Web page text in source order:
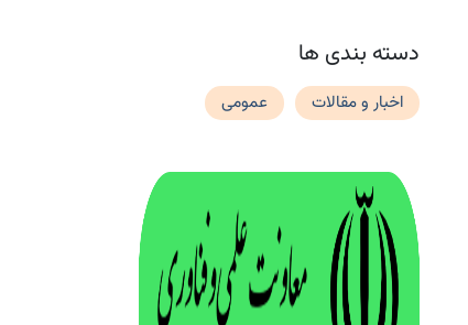
دسته بندی ها
اخبار و مقالات عمومی